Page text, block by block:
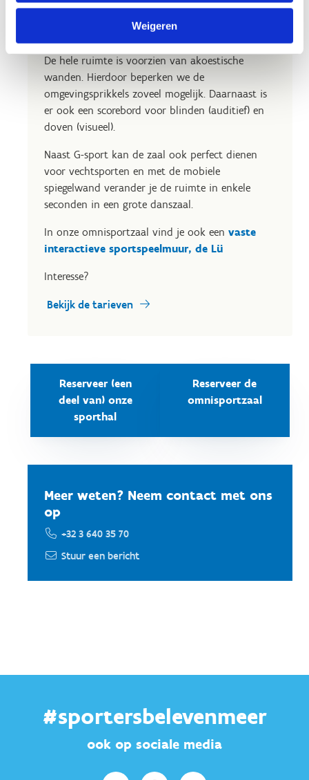
Weigeren
Het is een unieke ruimte voor G-sport.
De hele ruimte is voorzien van akoestische
wanden. Hierdoor beperken we de
omgevingsprikkels zoveel mogelijk. Daarnaast is
er ook een scorebord voor blinden (auditief) en
doven (visueel).
Naast G-sport kan de zaal ook perfect dienen
voor vechtsporten en met de mobiele
spiegelwand verander je de ruimte in enkele
seconden in een grote danszaal.
In onze omnisportzaal vind je ook een vaste
interactieve sportspeelmuur, de Lü
Interesse?
Bekijk de tarieven
Reserveer (een
deel van) onze
sporthal
Reserveer de
omnisportzaal
Meer weten? Neem contact met ons
op
+32 3 640 35 70
Stuur een bericht
#sportersbelevenmeer
ook op sociale media